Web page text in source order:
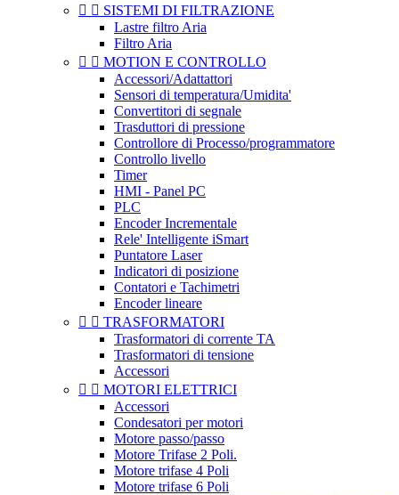
  SISTEMI DI FILTRAZIONE
Lastre filtro Aria
Filtro Aria
  MOTION E CONTROLLO
Accessori/Adattattori
Sensori di temperatura/Umidita'
Convertitori di segnale
Trasduttori di pressione
Controllore di Processo/programmatore
Controllo livello
Timer
HMI - Panel PC
PLC
Encoder Incrementale
Rele' Intelligente iSmart
Puntatore Laser
Indicatori di posizione
Contatori e Tachimetri
Encoder lineare
  TRASFORMATORI
Trasformatori di corrente TA
Trasformatori di tensione
Accessori
  MOTORI ELETTRICI
Accessori
Condesatori per motori
Motore passo/passo
Motore Trifase 2 Poli.
Motore trifase 4 Poli
Motore trifase 6 Poli